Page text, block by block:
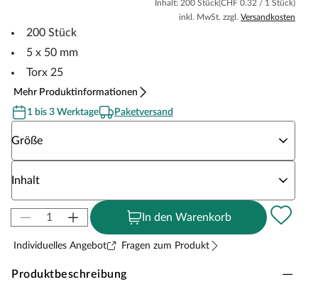
Inhalt: 200 Stück(CHF 0.32 / 1 Stück)
inkl. MwSt. zzgl. Versandkosten
200 Stück
5 x 50 mm
Torx 25
Mehr Produktinformationen
1 bis 3 Werktage
Paketversand
Größe
Inhalt
In den Warenkorb
Individuelles Angebot Fragen zum Produkt
Produktbeschreibung